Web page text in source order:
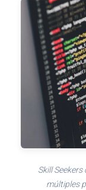
Skill
múltiples